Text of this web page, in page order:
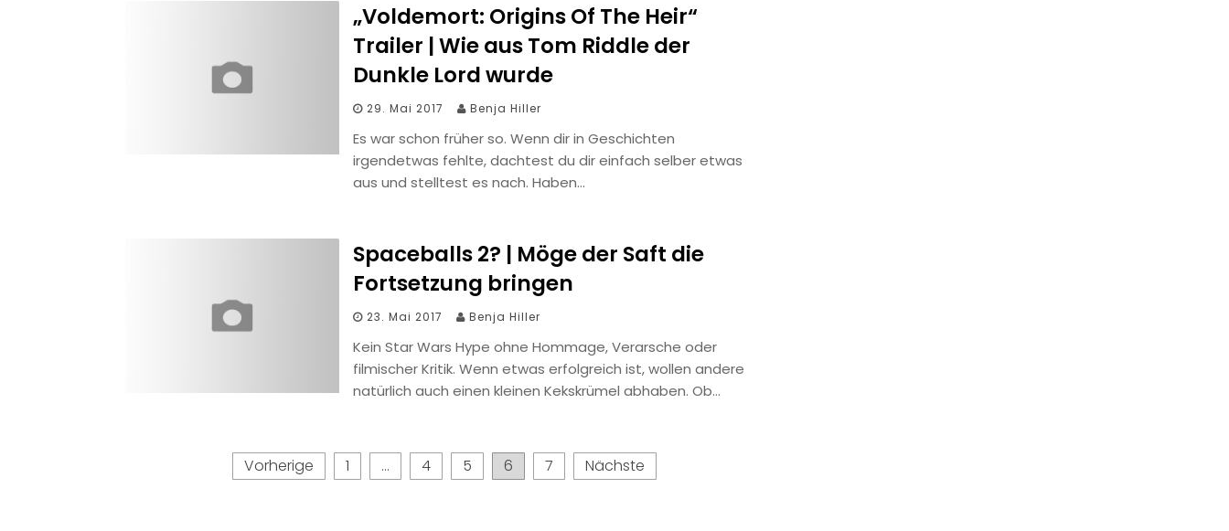
„Voldemort: Origins Of The Heir“
Trailer | Wie aus Tom Riddle der
Dunkle Lord wurde
29. Mai 2017 Benja Hiller
Es war schon früher so. Wenn dir in Geschichten
irgendetwas fehlte, dachtest du dir einfach selber etwas
aus und stelltest es nach. Haben…
Spaceballs 2? | Möge der Saft die
Fortsetzung bringen
23. Mai 2017 Benja Hiller
Kein Star Wars Hype ohne Hommage, Verarsche oder
filmischer Kritik. Wenn etwas erfolgreich ist, wollen andere
natürlich auch einen kleinen Kekskrümel abhaben. Ob…
SeitennummerierungVorherige 1 … 4 5 6 7 Nächste